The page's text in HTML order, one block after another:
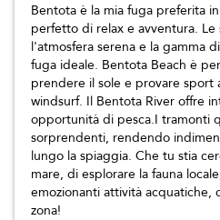
Bentota è la mia fuga preferita
perfetto di relax e avventura.
l'atmosfera serena e la gamma
fuga ideale. Bentota Beach è
prendere il sole e provare sport
windsurf. Il Bentota River offre
opportunità di pesca.I tramonti
sorprendenti, rendendo
lungo la spiaggia. Che tu stia
mare, di esplorare la fauna
emozionanti attività acquatiche,
zona!